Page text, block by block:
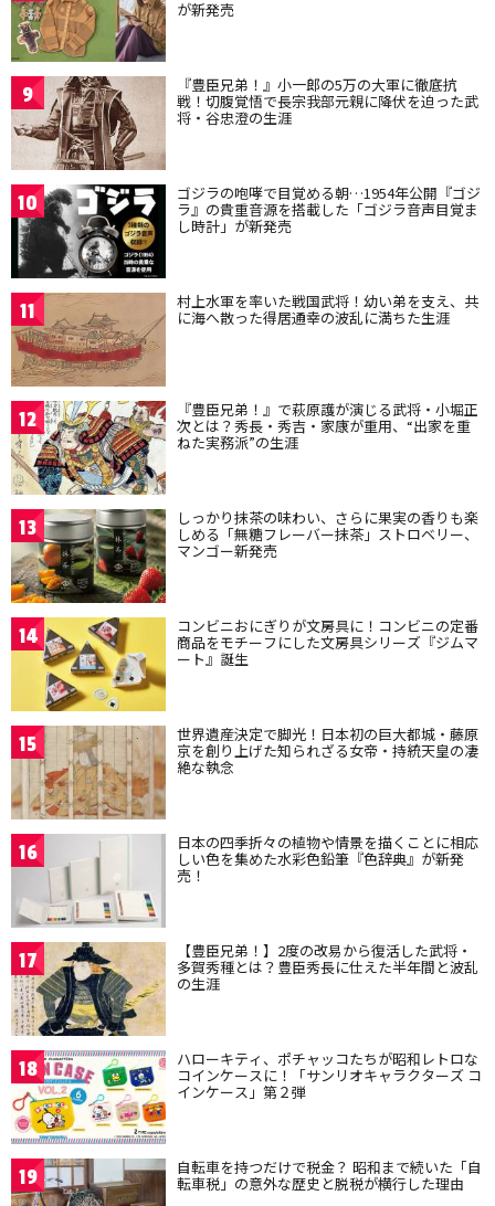
が新発売
9 『豊臣兄弟！』小一郎の5万の大軍に徹底抗
戦！切腹覚悟で長宗我部元親に降伏を迫った武
将・谷忠澄の生涯
10 ゴジラの咆哮で目覚める朝…1954年公開『ゴジ
ラ』の貴重音源を搭載した「ゴジラ音声目覚ま
し時計」が新発売
11 村上水軍を率いた戦国武将！幼い弟を支え、共
に海へ散った得居通幸の波乱に満ちた生涯
12 『豊臣兄弟！』で萩原護が演じる武将・小堀正
次とは？秀長・秀吉・家康が重用、“出家を重
ねた実務派”の生涯
13 しっかり抹茶の味わい、さらに果実の香りも楽
しめる「無糖フレーバー抹茶」ストロベリー、
マンゴー新発売
14 コンビニおにぎりが文房具に！コンビニの定番
商品をモチーフにした文房具シリーズ『ジムマ
ート』誕生
15 世界遺産決定で脚光！日本初の巨大都城・藤原
京を創り上げた知られざる女帝・持統天皇の凄
絶な執念
16 日本の四季折々の植物や情景を描くことに相応
しい色を集めた水彩色鉛筆『色辞典』が新発
売！
17 【豊臣兄弟！】2度の改易から復活した武将・
多賀秀種とは？豊臣秀長に仕えた半年間と波乱
の生涯
18 ハローキティ、ポチャッコたちが昭和レトロな
コインケースに！「サンリオキャラクターズ コ
インケース」第２弾
19 自転車を持つだけで税金？ 昭和まで続いた「自
転車税」の意外な歴史と脱税が横行した理由